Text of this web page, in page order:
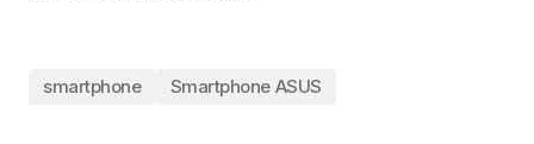
smartphone Smartphone ASUS